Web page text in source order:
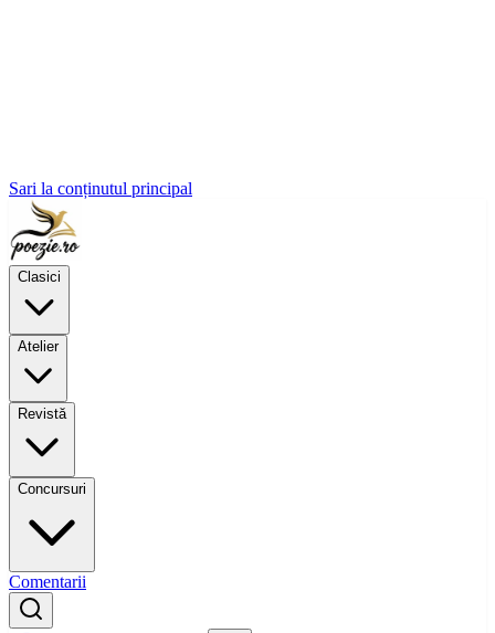
Sari la conținutul principal
Clasici
Atelier
Revistă
Concursuri
Comentarii